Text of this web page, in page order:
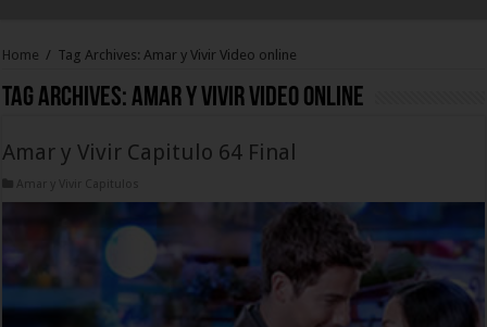
Home / Tag Archives: Amar y Vivir Video online
Tag Archives:Amar y Vivir Video online
Amar y Vivir Capitulo 64 Final
Amar y Vivir Capitulos